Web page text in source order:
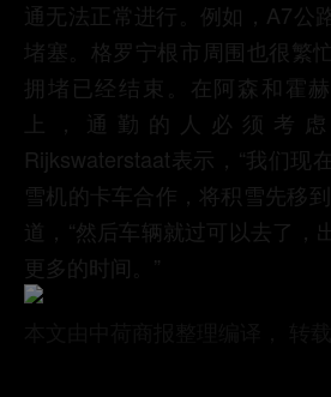
通无法正常进行。例如，A7公
堵塞。格罗宁根市周围也很繁
拥堵已经结束。在阿森和霍
上，通勤的人必须考
Rijkswaterstaat表示，“我们现
雪机的卡车合作，将积雪先移
道，“然后车辆就过可以去了，
更多的时间。”